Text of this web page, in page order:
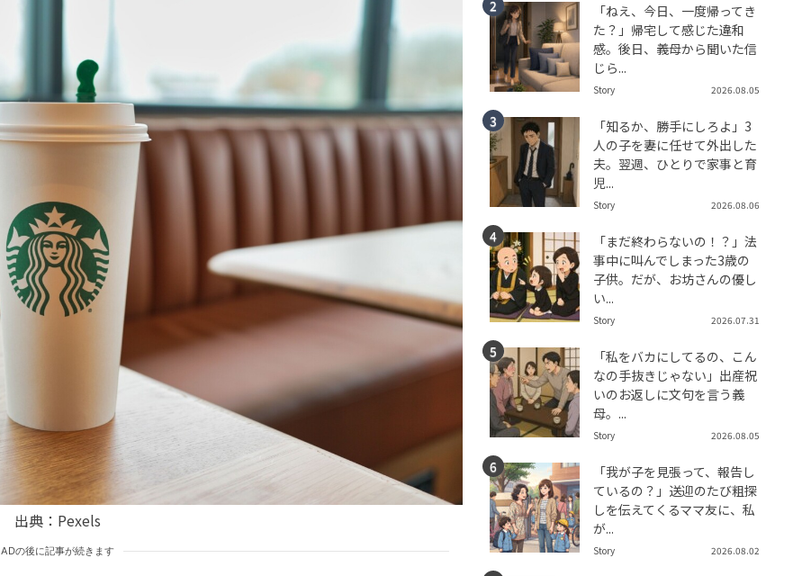
出典：Pexels
ADの後に記事が続きます
「ねえ、今日、一度帰ってき
た？」帰宅して感じた違和
感。後日、義母から聞いた信
じら...
Story 2026.08.05
「知るか、勝手にしろよ」3
人の子を妻に任せて外出した
夫。翌週、ひとりで家事と育
児...
Story 2026.08.06
「まだ終わらないの！？」法
事中に叫んでしまった3歳の
子供。だが、お坊さんの優し
い...
Story 2026.07.31
「私をバカにしてるの、こん
なの手抜きじゃない」出産祝
いのお返しに文句を言う義
母。...
Story 2026.08.05
「我が子を見張って、報告し
ているの？」送迎のたび粗探
しを伝えてくるママ友に、私
が...
Story 2026.08.02